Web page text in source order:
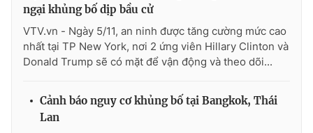
Theo dõi báo trên
Cơ quan chủ quản:Đài Truyền hình Việt Nam
Cơ quan báo chí:
ngại khủng bố dịp bầu cử
VTV.vn - Ngày 5/11, an ninh được tăng cường mức cao
nhất tại TP New York, nơi 2 ứng viên Hillary Clinton và
Donald Trump sẽ có mặt để vận động và theo dõi...
Cảnh báo nguy cơ khủng bố tại Bangkok, Thái
Lan